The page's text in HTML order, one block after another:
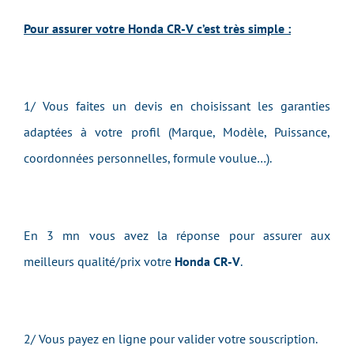
Pour assurer votre Honda CR-V c’est très simple :
1/ Vous faites un devis en choisissant les garanties
adaptées à votre profil (Marque, Modèle, Puissance,
coordonnées personnelles, formule voulue…).
En 3 mn vous avez la réponse pour assurer aux
meilleurs qualité/prix votre Honda CR-V.
2/ Vous payez en ligne pour valider votre souscription.